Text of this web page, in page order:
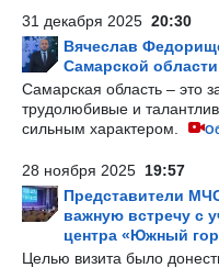
31 декабря 2025 20:30
Вячеслав
Самарской
Самарская область – это
трудолюбивые и
сильным характером.
28 ноября 2025 19:57
Представители
важную встречу с
центра «Южный
Целью визита было